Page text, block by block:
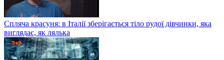
Спляча красуня: в Італії зберігається тіло рудої дівчинки, яка
виглядає, як лялька